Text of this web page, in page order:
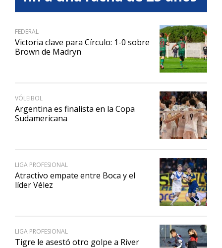
FEDERAL
Victoria clave para Círculo: 1-0 sobre
Brown de Madryn
VÓLEIBOL
Argentina es finalista en la Copa
Sudamericana
LIGA PROFESIONAL
Atractivo empate entre Boca y el
líder Vélez
LIGA PROFESIONAL
Tigre le asestó otro golpe a River